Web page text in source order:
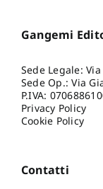
Gangemi
Sede Legale:
Sede Op.: Via
P.IVA:
Privacy Policy
Cookie Policy
Contatti